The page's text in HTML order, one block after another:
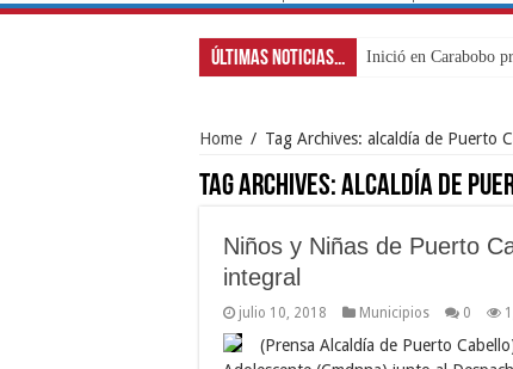
Últimas Noticias... Inició en Carabobo
Home / Tag Archives: alcaldía de Puerto
Tag Archives:alcaldía de
Niños y Niñas de Puerto
integral
julio 10, 2018 Municipios 0
(Prensa Alcaldía de Puerto